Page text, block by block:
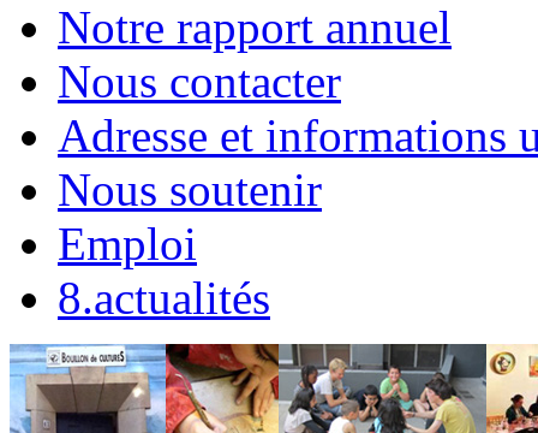
Notre rapport annuel
Nous contacter
Adresse et informations
Nous soutenir
Emploi
8.actualités